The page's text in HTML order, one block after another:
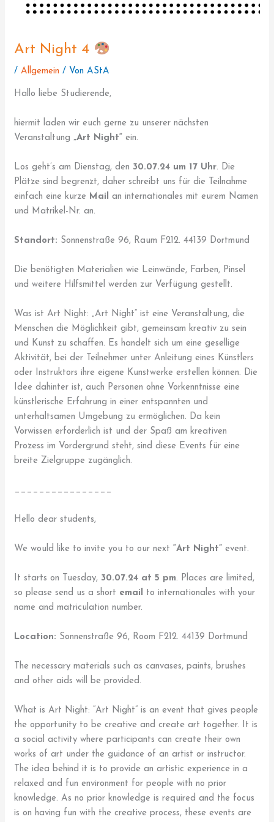
Art Night 4
/Allgemein / VonAStA
Hallo liebe Studierende,
hiermit laden wir euch gerne zu unserer nächsten
Veranstaltung„Art Night“ ein.
Los geht’s am Dienstag, den 30.07.24 um 17 Uhr. Die
Plätze sind begrenzt, daher schreibt uns für die Teilnahme
einfach eine kurze Mail
an internationales mit eurem Namen
und Matrikel-Nr. an.
Standort: Sonnenstraße 96, Raum F212. 44139 Dortmund
Die benötigten Materialien wie Leinwände, Farben, Pinsel
und weitere Hilfsmittel werden zur Verfügung gestellt.
Was ist Art Night: „Art Night“ ist eine Veranstaltung, die
Menschen die Möglichkeit gibt, gemeinsam kreativ zu sein
und Kunst zu schaffen. Es handelt sich um eine gesellige
Aktivität, bei der Teilnehmer unter Anleitung eines Künstlers
oder Instruktors ihre eigene Kunstwerke erstellen können. Die
Idee dahinter ist, auch Personen ohne Vorkenntnisse eine
künstlerische Erfahrung in einer entspannten und
unterhaltsamen Umgebung zu ermöglichen. Da kein
Vorwissen erforderlich ist und der Spaß am kreativen
Prozess im Vordergrund steht, sind diese Events für eine
breite Zielgruppe zugänglich.
________________
Hello dear students,
We would like to invite you to our next“Art Night” event.
It starts on Tuesday, 30.07.24 at 5 pm. Places are limited,
so please send us a short email
to internationales with your
name and matriculation number.
Location: Sonnenstraße 96, Room F212. 44139 Dortmund
The necessary materials such as canvases, paints, brushes
and other aids will be provided.
What is Art Night: “Art Night” is an event that gives people
the opportunity to be creative and create art together. It is
a social activity where participants can create their own
works of art under the guidance of an artist or instructor.
The idea behind it is to provide an artistic experience in a
relaxed and fun environment for people with no prior
knowledge. As no prior knowledge is required and the focus
is on having fun with the creative process, these events are